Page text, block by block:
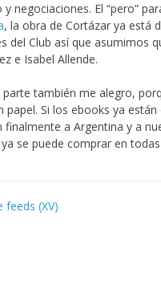
y negociaciones. El “pero”
, la obra de Cortázar ya está
del Club así que asumimos
e Isabel Allende.
parte también me alegro,
papel. Si los ebooks ya
finalmente a Argentina y a
se puede comprar en
feeds (XV)